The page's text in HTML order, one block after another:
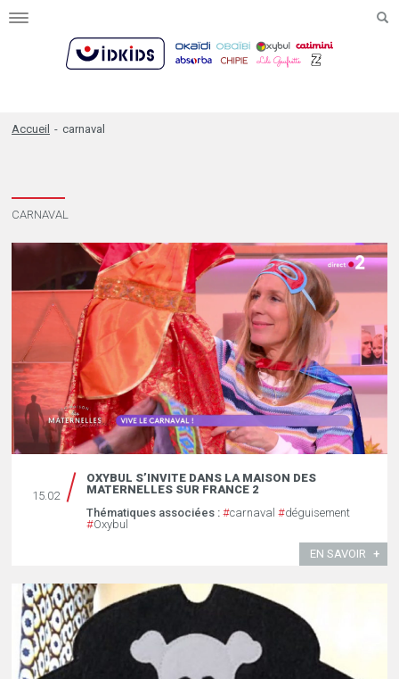
Toggle
Accueil - carnaval
CARNAVAL
15.02
OXYBUL S’INVITE DANS LA MAISON DES
MATERNELLES SUR FRANCE 2
Thématiques associées : #carnaval #déguisement
#Oxybul
EN SAVOIR